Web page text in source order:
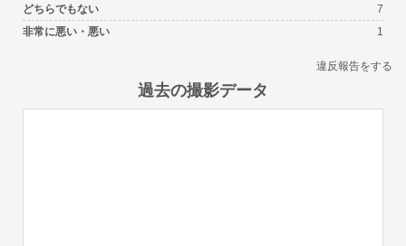
どちらでもない
7
非常に悪い・悪い
1
違反報告をする
過去の撮影データ